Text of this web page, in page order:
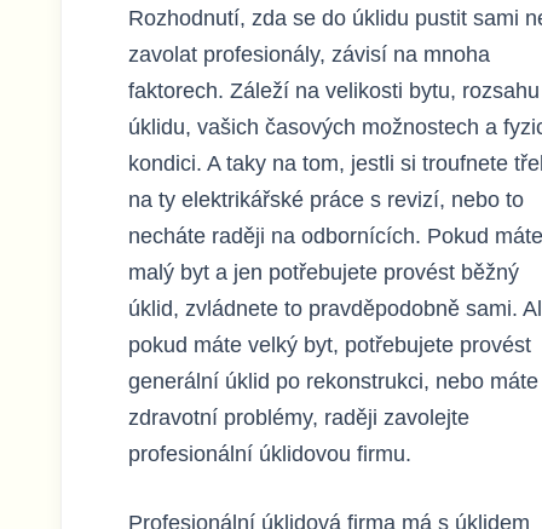
Rozhodnutí, zda se do úklidu pustit sami
zavolat profesionály, závisí na mnoha
faktorech. Záleží na velikosti bytu, rozsahu
úklidu, vašich časových možnostech a
kondici. A taky na tom, jestli si troufnete
na ty elektrikářské práce s revizí, nebo to
necháte raději na odbornících. Pokud máte
malý byt a jen potřebujete provést běžný
úklid, zvládnete to pravděpodobně sami.
pokud máte velký byt, potřebujete provést
generální úklid po rekonstrukci, nebo máte
zdravotní problémy, raději zavolejte
profesionální úklidovou firmu.
Profesionální úklidová firma má s úklidem